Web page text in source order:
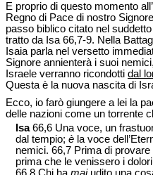
E proprio di questo momento
Regno di Pace di nostro
passo biblico citato nel
tratto da Isa 66,7-9. Nella
Isaia parla nel versetto
Signore annienterà i suoi
Israele verranno ricondotti dal
Questa è la nuova nascita di
Ecco, io farò giungere a lei la
delle nazioni come un torrente
Isa66,6 Una voce, un
dal tempio; è la voce
nemici. 66,7 Prima di provare
prima che le venissero i